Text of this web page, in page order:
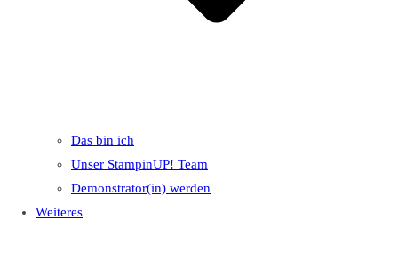
Das bin ich
Unser StampinUP! Team
Demonstrator(in) werden
Weiteres